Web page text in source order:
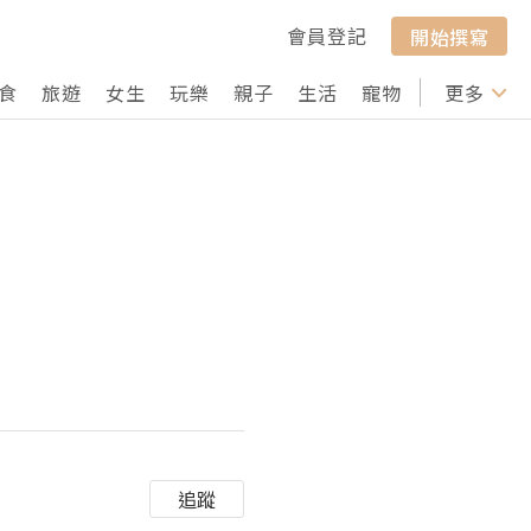
會員登記
開始撰寫
旅遊 女生 玩樂 親子 生活 寵物 行山 打卡
更多
追蹤